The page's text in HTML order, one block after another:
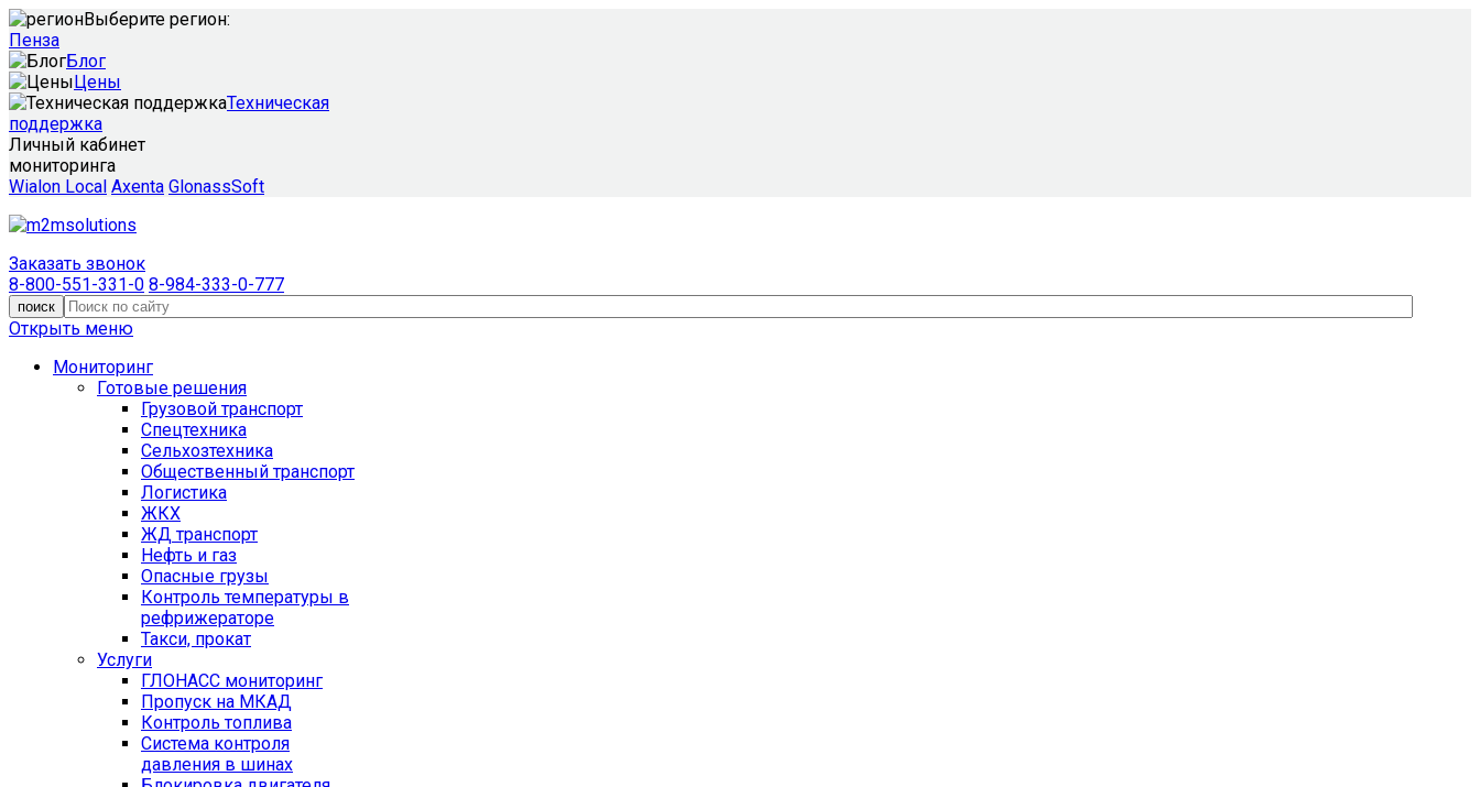
Выберите регион:
Пенза
Блог
Цены
Техническая
поддержка
Личный кабинет
мониторинга
Wialon Local Axenta GlonassSoft
Заказать звонок
8-800-551-331-0 8-984-333-0-777
поиск
Открыть меню
Мониторинг
Готовые решения
Грузовой транспорт
Спецтехника
Сельхозтехника
Общественный транспорт
Логистика
ЖКХ
ЖД транспорт
Нефть и газ
Опасные грузы
Контроль температуры в
рефрижераторе
Такси, прокат
Услуги
ГЛОНАСС мониторинг
Пропуск на МКАД
Контроль топлива
Система контроля
давления в шинах